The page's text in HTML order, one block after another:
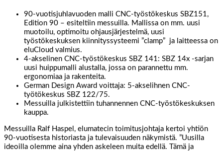
90-vuotisjuhlavuoden malli CNC-työstökeskus SBZ151,
Edition 90 – esiteltiin messuilla. Mallissa on mm. uusi
muotoilu, optimoitu ohjausjärjestelmä, uusi
työstökeskuksen kiinnityssysteemi ”clamp” ja laitteessa on
eluCloud valmius.
4-akselinen CNC-työstökeskus SBZ 141: SBZ 14x -sarjan
uusi huippumalli alustalla, jossa on parannettu mm.
ergonomiaa ja rakenteita.
German Design Award voittaja: 5-akselihnen CNC-
työtökeskus SBZ 122/75.
Messuilla julkistettiin tuhannennen CNC-työstökeskuksen
kauppa.
Messuilla Ralf Haspel, elumatecin toimitusjohtaja kertoi yhtiön
90-vuotisesta historiasta ja tulevaisuuden näkymistä. ”Uusilla
ideoilla olemme aina yhden askeleen muita edellä. Tämä ja